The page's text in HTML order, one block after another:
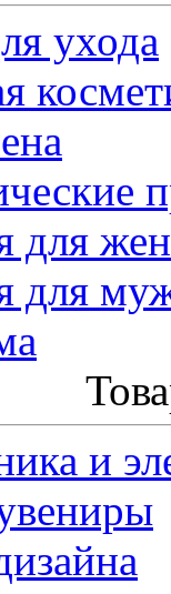
ухода
для
для
и